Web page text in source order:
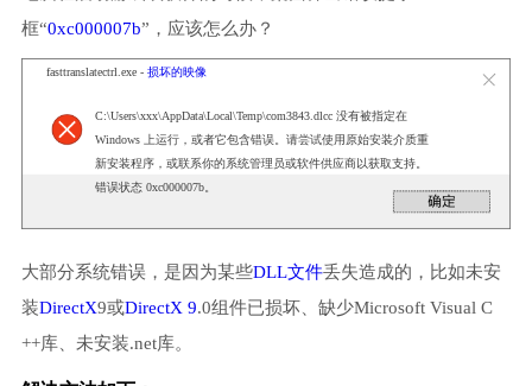
框“0xc000007b”，应该怎么办？
fasttranslatectrl.exe - 损坏的映像
C:\Users\xxx\AppData\Local\Temp\com3843.dlcc 没有被指定在
Windows 上运行，或者它包含错误。请尝试使用原始安装介质重
新安装程序，或联系你的系统管理员或软件供应商以获取支持。
错误状态 0xc000007b。
大部分系统错误，是因为某些DLL文件丢失造成的，比如未安
装DirectX9或DirectX 9.0组件已损坏、缺少Microsoft Visual C
++库、未安装.net库。